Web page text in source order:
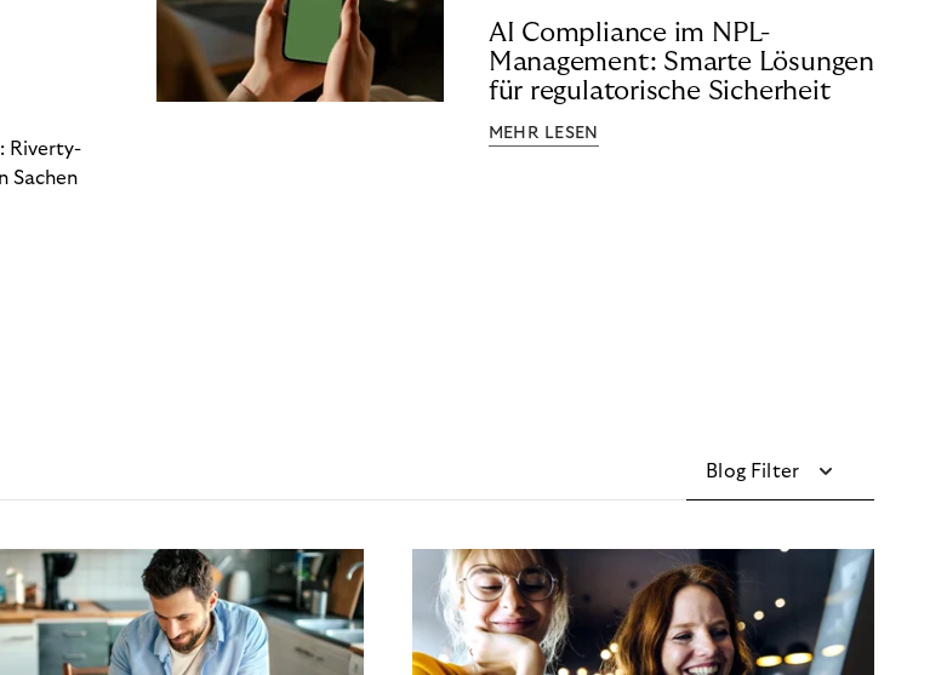
Riverty-
Sachen
AI Compliance im NPL-
Management: Smarte Lösungen
für regulatorische Sicherheit
MEHR LESEN
Blog Filter